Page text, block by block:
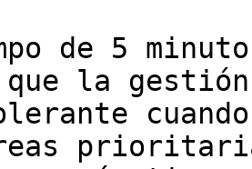
de 5
que la